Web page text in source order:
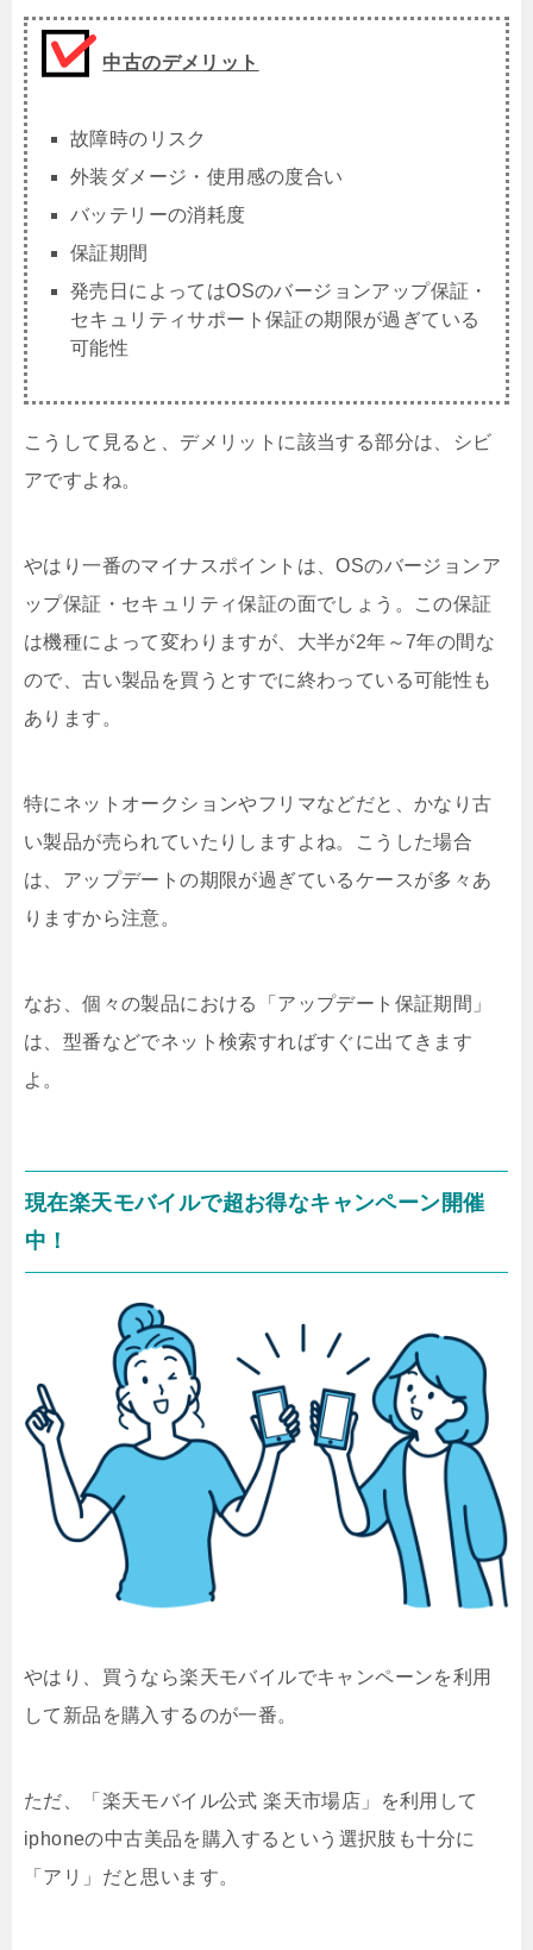
中古のデメリット
故障時のリスク
外装ダメージ・使用感の度合い
バッテリーの消耗度
保証期間
発売日によってはOSのバージョンアップ保証・
セキュリティサポート保証の期限が過ぎている
可能性
こうして見ると、デメリットに該当する部分は、シビ
アですよね。
やはり一番のマイナスポイントは、OSのバージョンア
ップ保証・セキュリティ保証の面でしょう。この保証
は機種によって変わりますが、大半が2年～7年の間な
ので、古い製品を買うとすでに終わっている可能性も
あります。
特にネットオークションやフリマなどだと、かなり古
い製品が売られていたりしますよね。こうした場合
は、アップデートの期限が過ぎているケースが多々あ
りますから注意。
なお、個々の製品における「アップデート保証期間」
は、型番などでネット検索すればすぐに出てきます
よ。
現在楽天モバイルで超お得なキャンペーン開催
中！
やはり、買うなら楽天モバイルでキャンペーンを利用
して新品を購入するのが一番。
ただ、「楽天モバイル公式 楽天市場店」を利用して
iphoneの中古美品を購入するという選択肢も十分に
「アリ」だと思います。